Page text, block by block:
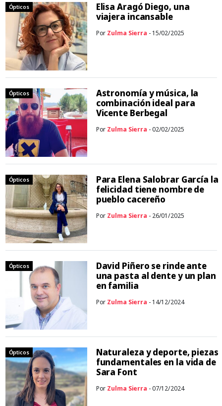
Ópticos
Elisa Aragó Diego, una
viajera incansable
Por Zulma Sierra - 15/02/2025
Ópticos
Astronomía y música, la
combinación ideal para
Vicente Berbegal
Por Zulma Sierra - 02/02/2025
Ópticos
Para Elena Salobrar García la
felicidad tiene nombre de
pueblo cacereño
Por Zulma Sierra - 26/01/2025
Ópticos
David Piñero se rinde ante
una pasta al dente y un plan
en familia
Por Zulma Sierra - 14/12/2024
Ópticos
Naturaleza y deporte, piezas
fundamentales en la vida de
Sara Font
Por Zulma Sierra - 07/12/2024